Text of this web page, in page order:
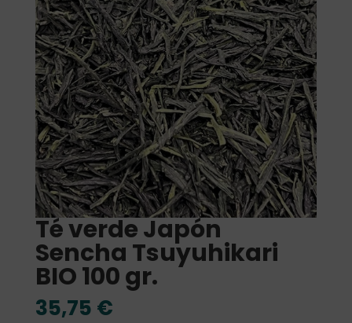
Té verde Japón
Sencha Tsuyuhikari
BIO 100 gr.
35,75 €